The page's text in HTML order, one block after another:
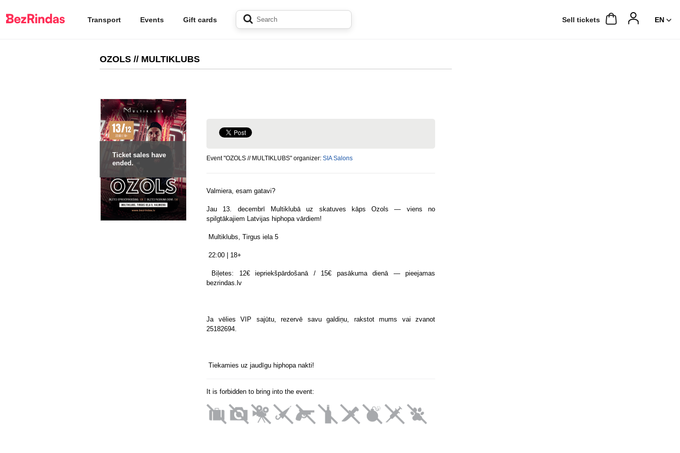
Transport Events Gift cards Sell ​​tickets
OZOLS // MULTIKLUBS
Ticket sales have
ended.
Event "OZOLS // MULTIKLUBS" organizer: SIA Salons
Valmiera, esam gatavi?
Jau 13. decembrī Multiklubā uz skatuves kāps Ozols — viens no
spilgtākajiem Latvijas hiphopa vārdiem!
Multiklubs, Tirgus iela 5
22:00 | 18+
Biļetes: 12€ iepriekšpārdošanā / 15€ pasākuma dienā — pieejamas
bezrindas.lv
Ja vēlies VIP sajūtu, rezervē savu galdiņu, rakstot mums vai zvanot
25182694.
Tiekamies uz jaudīgu hiphopa nakti!
It is forbidden to bring into the event: